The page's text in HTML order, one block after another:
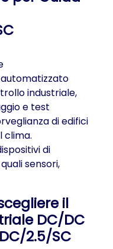
industriale,
e test
di edifici
clima.
di
sensori,
il
DC/DC
2.5/SC